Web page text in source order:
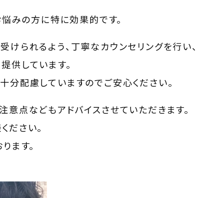
悩みの方に特に効果的です。
られるよう、丁寧なカウンセリングを行い、
供しています。
配慮していますのでご安心ください。
点などもアドバイスさせていただきます。
ださい。
ます。